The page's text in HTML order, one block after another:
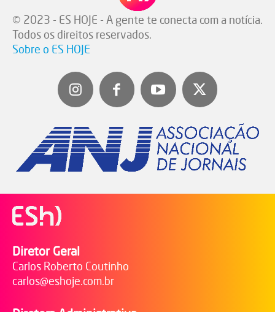
© 2023 - ES HOJE - A gente te conecta com a notícia.
Todos os direitos reservados.
Sobre o ES HOJE
Diretor Geral
Carlos Roberto Coutinho
carlos@eshoje.com.br